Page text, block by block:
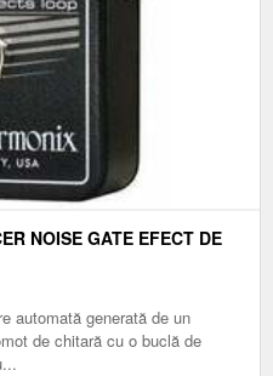
NOISE GATE EFECT DE
automată generată de un
de chitară cu o buclă de